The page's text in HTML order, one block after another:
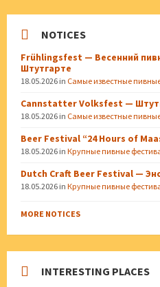
NOTICES
Frühlingsfest — Весенний
Штутгарте
18.05.2026 in Самые известные
Cannstatter Volksfest —
18.05.2026 in Самые известные
Beer Festival “24 Hours of
18.05.2026 in Крупные пивные
Dutch Craft Beer Festival —
18.05.2026 in Крупные пивные
MORE NOTICES
INTERESTING PLACES